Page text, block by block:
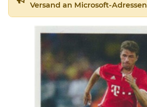
Versand an Microsoft-Adressen